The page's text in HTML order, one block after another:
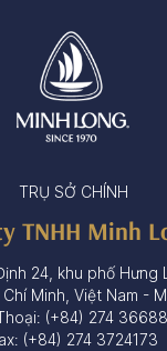
TRỤ SỞ CHÍNH
TNHH Minh
24, khu phố Hưng
Minh, Việt Nam -
(+84) 274
(+84) 274 3724173